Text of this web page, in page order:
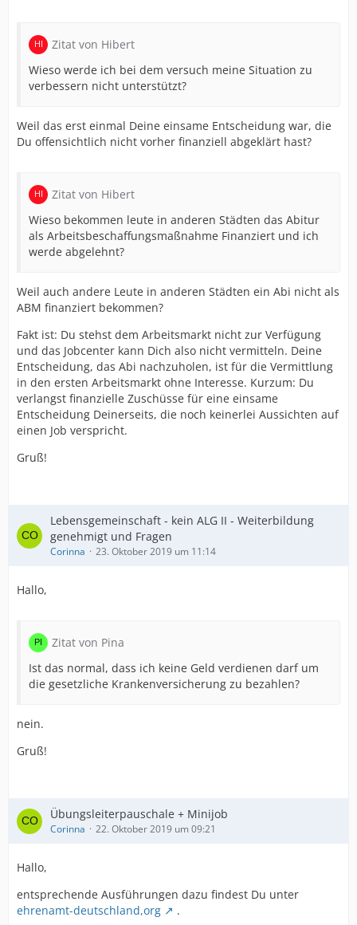
Zitat von Hibert
Wieso werde ich bei dem versuch meine Situation zu
verbessern nicht unterstützt?
Weil das erst einmal Deine einsame Entscheidung war, die
Du offensichtlich nicht vorher finanziell abgeklärt hast?
Zitat von Hibert
Wieso bekommen leute in anderen Städten das Abitur
als Arbeitsbeschaffungsmaßnahme Finanziert und ich
werde abgelehnt?
Weil auch andere Leute in anderen Städten ein Abi nicht als
ABM finanziert bekommen?
Fakt ist: Du stehst dem Arbeitsmarkt nicht zur Verfügung
und das Jobcenter kann Dich also nicht vermitteln. Deine
Entscheidung, das Abi nachzuholen, ist für die Vermittlung
in den ersten Arbeitsmarkt ohne Interesse. Kurzum: Du
verlangst finanzielle Zuschüsse für eine einsame
Entscheidung Deinerseits, die noch keinerlei Aussichten auf
einen Job verspricht.
Gruß!
Lebensgemeinschaft - kein ALG II - Weiterbildung
genehmigt und Fragen
Corinna 23. Oktober 2019 um 11:14
Hallo,
Zitat von Pina
Ist das normal, dass ich keine Geld verdienen darf um
die gesetzliche Krankenversicherung zu bezahlen?
nein.
Gruß!
Übungsleiterpauschale + Minijob
Corinna 22. Oktober 2019 um 09:21
Hallo,
entsprechende Ausführungen dazu findest Du unter
ehrenamt-deutschland,org
.